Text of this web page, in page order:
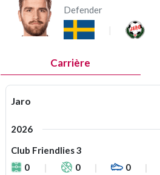
Defender
Carrière
Jaro
2026
Club Friendlies 3
0
0 0